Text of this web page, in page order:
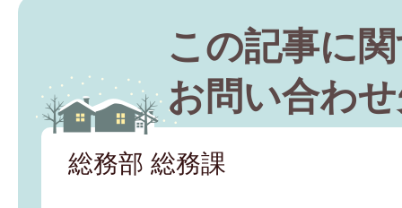
この記事に
お問い合わ
総務部 総務課